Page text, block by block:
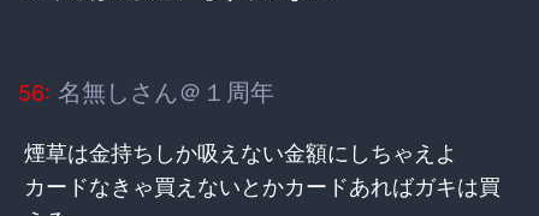
56: 名無しさん＠１周年
煙草は金持ちしか吸えない金額にしちゃえよ
カードなきゃ買えないとかカードあればガキは買